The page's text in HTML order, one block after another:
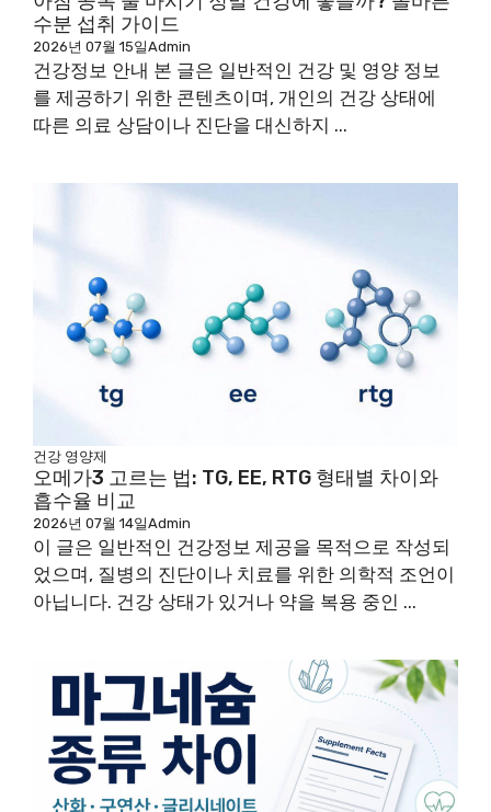
수분 섭취 가이드
2026년 07월 15일Admin
건강정보 안내 본 글은 일반적인 건강 및 영양 정보
를 제공하기 위한 콘텐츠이며, 개인의 건강 상태에
따른 의료 상담이나 진단을 대신하지 ...
건강 영양제
오메가3 고르는 법: TG, EE, RTG 형태별 차이와
흡수율 비교
2026년 07월 14일Admin
이 글은 일반적인 건강정보 제공을 목적으로 작성되
었으며, 질병의 진단이나 치료를 위한 의학적 조언이
아닙니다. 건강 상태가 있거나 약을 복용 중인 ...